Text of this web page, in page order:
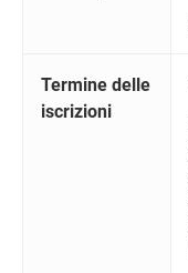
Termine delle
iscrizioni